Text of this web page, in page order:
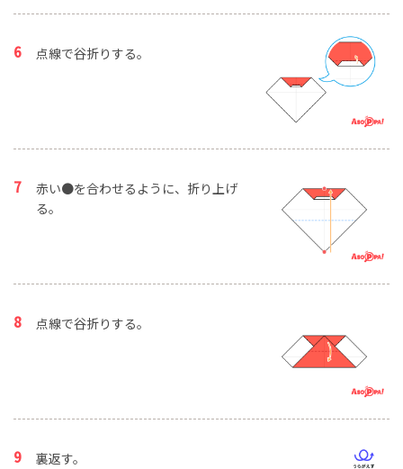
点線で谷折りする。
赤い●を合わせるように、折り上げ
る。
点線で谷折りする。
裏返す。